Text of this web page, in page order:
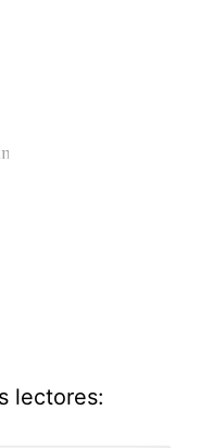
lectores: